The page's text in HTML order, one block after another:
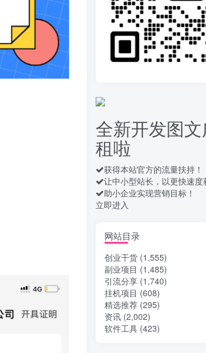
15天前
10
录屏团
可无限做
16天前
12 安卓
工具
13 头条自
章获取收益 单机单号一天下
热门文章
TOP1
全新开发图
租啦
获得本站官方的流量扶持！
让中小型站长，以更快速度
助小企业实现营销目标！
立即进入
网站目录
创业干货 (1,555)
副业项目 (1,485)
引流分享 (1,740)
挂机项目 (608)
精选推荐 (295)
资讯 (2,002)
软件工具 (423)